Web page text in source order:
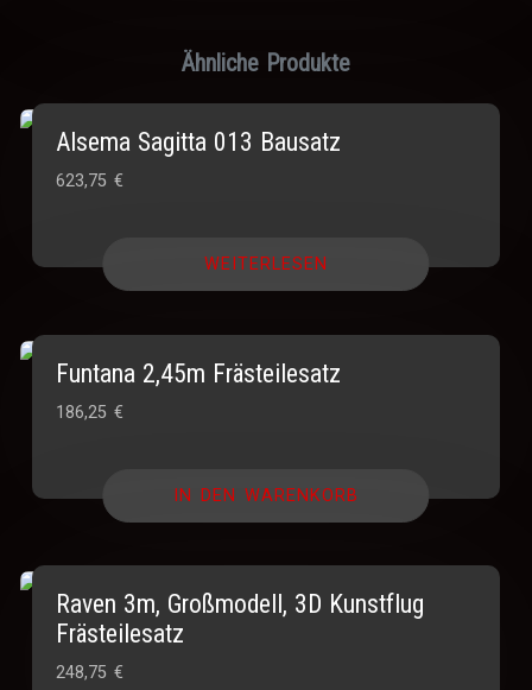
Ähnliche Produkte
Alsema Sagitta 013 Bausatz
623,75€
WEITERLESEN
Funtana 2,45m Frästeilesatz
186,25€
IN DEN WARENKORB
Raven 3m, Großmodell, 3D Kunstflug
Frästeilesatz
248,75€